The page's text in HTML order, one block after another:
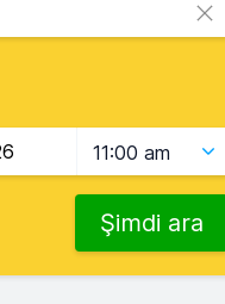
11:00 am
Şimdi ara